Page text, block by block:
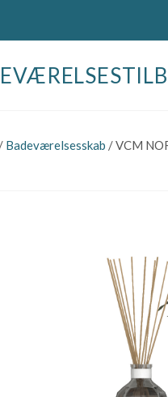
/ Badeværelsesskab / VCM